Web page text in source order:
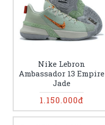
Nike Lebron
Ambassador 13 Empire
Jade
1.150.000đ